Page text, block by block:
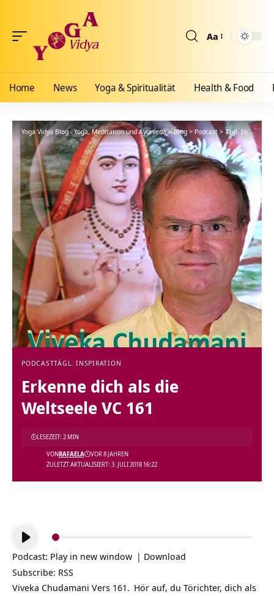
Aa
Home News Yoga & Spiritualität Health & Food
Yoga Vidya Blog - Yoga, Meditation und Ayurveda>Blog> Podcast> Tägl. Inspiration
PODCASTTÄGL. INSPIRATION
Erkenne dich als die
Weltseele VC 161
ZULETZT AKTUALISIERT: 3. JULI 2018 16:22
VONRAFAELA VOR 8 JAHREN
LESEZEIT: 2 MIN
Audio-
Player
Podcast: Play in new window | Download
Subscribe: RSS
Viveka Chudamani Vers 161. Hör auf, du Törichter, dich als